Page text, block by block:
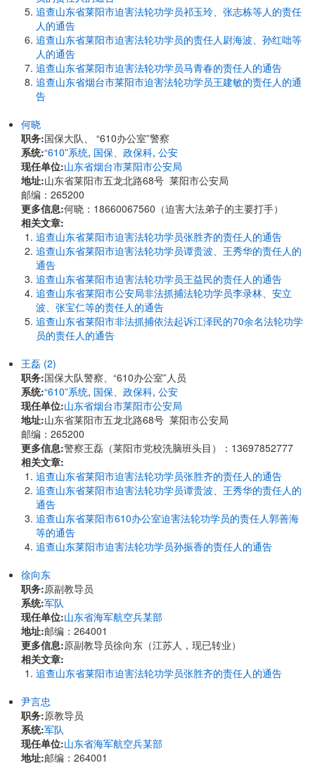
追查山东省莱阳市迫害法轮功学员祁玉玲、张志栋等人的责任
人的通告
追查山东省莱阳市迫害法轮功学员的责任人尉海波、孙红咄等
人的通告
追查山东省莱阳市迫害法轮功学员马青春的责任人的通告
追查山东省烟台市莱阳市迫害法轮功学员王建敏的责任人的通
告
何晓
职务:国保大队、 “610办公室”警察
系统:“610”系统, 国保、政保科, 公安
现任单位:山东省烟台市莱阳市公安局
地址:山东省莱阳市五龙北路68号 莱阳市公安局
邮编：265200
更多信息:何晓：18660067560（迫害大法弟子的主要打手）
相关文章:
追查山东省莱阳市迫害法轮功学员张胜齐的责任人的通告
追查山东省莱阳市迫害法轮功学员谭贵波、王秀华的责任人的
通告
追查山东省莱阳市迫害法轮功学员王益民的责任人的通告
追查山东省莱阳市公安局非法抓捕法轮功学员李录林、安立
波、张宝仁等的责任人的通告
追查山东省莱阳市非法抓捕依法起诉江泽民的70余名法轮功学
员的责任人的通告
王磊 (2)
职务:国保大队警察、“610办公室”人员
系统:“610”系统, 国保、政保科, 公安
现任单位:山东省烟台市莱阳市公安局
地址:山东省莱阳市五龙北路68号 莱阳市公安局
邮编：265200
更多信息:警察王磊（莱阳市党校洗脑班头目）：13697852777
相关文章:
追查山东省莱阳市迫害法轮功学员张胜齐的责任人的通告
追查山东省莱阳市迫害法轮功学员谭贵波、王秀华的责任人的
通告
追查山东省莱阳市610办公室迫害法轮功学员的责任人郭善海
等的通告
追查山东莱阳市迫害法轮功学员孙振香的责任人的通告
徐向东
职务:原副教导员
系统:军队
现任单位:山东省海军航空兵某部
地址:邮编：264001
更多信息:原副教导员徐向东（江苏人，现已转业）
相关文章:
追查山东省莱阳市迫害法轮功学员张胜齐的责任人的通告
尹言忠
职务:原教导员
系统:军队
现任单位:山东省海军航空兵某部
地址:邮编：264001